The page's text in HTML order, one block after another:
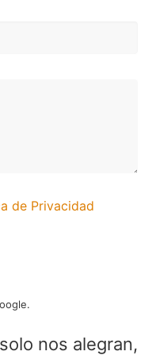
de Privacidad
nos alegran,